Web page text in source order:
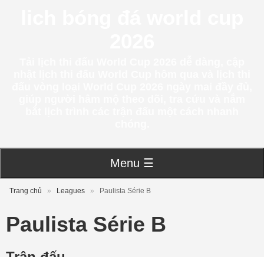
Menu ☰
Trang chủ » Leagues » Paulista Série B
Paulista Série B